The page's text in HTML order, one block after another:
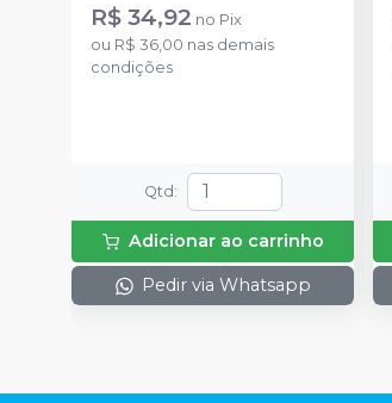
R$ 34,92 no Pix
ou R$ 36,00 nas demais
condições
Qtd :
Adicionar ao carrinho
Pedir via Whatsapp